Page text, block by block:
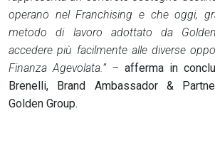
operano nel Franchising e che oggi,
metodo di lavoro adottato da
accedere più facilmente alle diverse
Finanza Agevolata.” – afferma in
Brenelli, Brand Ambassador &
Golden Group.